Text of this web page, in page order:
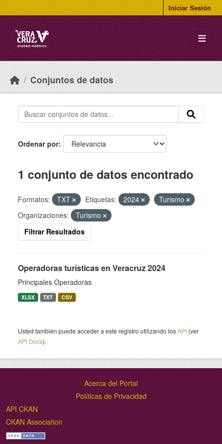
Iniciar Sesión
Conjuntos de datos
Ordenar por
1 conjunto de datos encontrado
Formatos: TXT Etiquetas: 2024
Turismo
Organizaciones:
Turismo
Filtrar Resultados
Operadoras turísticas en Veracruz 2024
Principales Operadoras
XLSX TXT CSV
Usted también puede acceder a este registro utilizando losAPI (ver
API Docs).
Acerca del Portal
Políticas de Privacidad
API CKAN
CKAN Association